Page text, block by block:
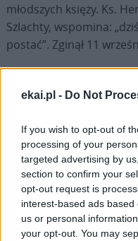
ekai.pl - Do Not
If you wish to opt-out of
processing of your
targeted advertising by
section to confirm your
opt-out request is
interest-based ads
us or personal
your opt-out. You may
młodszych księży. Ks.
Szlachty, wspomina:
postać”. Zginął 11
Drogi Czytelniku,
cieszymy się, że
tu dla Ciebie!
Każdego dnia
informacje z życia
Jednak bez Twojej